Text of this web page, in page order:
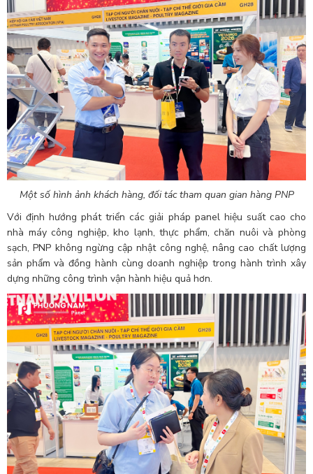
Một số hình ảnh khách hàng, đối tác tham quan gian hàng PNP
Với định hướng phát triển các giải pháp panel hiệu suất cao cho
nhà máy công nghiệp, kho lạnh, thực phẩm, chăn nuôi và phòng
sạch, PNP không ngừng cập nhật công nghệ, nâng cao chất lượng
sản phẩm và đồng hành cùng doanh nghiệp trong hành trình xây
dựng những công trình vận hành hiệu quả hơn.